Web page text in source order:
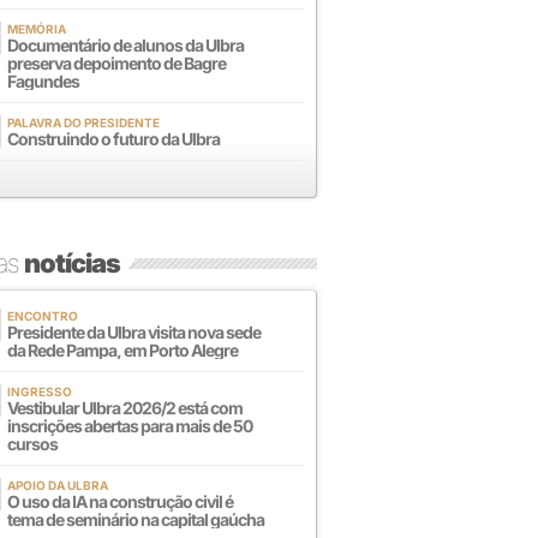
MEMÓRIA
Documentário de alunos da Ulbra
preserva depoimento de Bagre
Fagundes
PALAVRA DO PRESIDENTE
Construindo o futuro da Ulbra
notícias
ENCONTRO
Presidente da Ulbra visita nova sede
da Rede Pampa, em Porto Alegre
INGRESSO
Vestibular Ulbra 2026/2 está com
inscrições abertas para mais de 50
cursos
APOIO DA ULBRA
O uso da IA na construção civil é
tema de seminário na capital gaúcha